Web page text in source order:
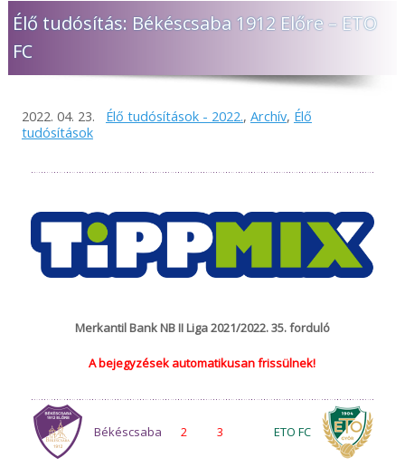
Élő tudósítás: Békéscsaba 1912 Előre – ETO
FC
2022. 04. 23. Élő tudósítások - 2022., Archív, Élő
tudósítások
Merkantil Bank NB II Liga 2021/2022. 35. forduló
A bejegyzések automatikusan frissülnek!
Békéscsaba 2 ETO FC
3